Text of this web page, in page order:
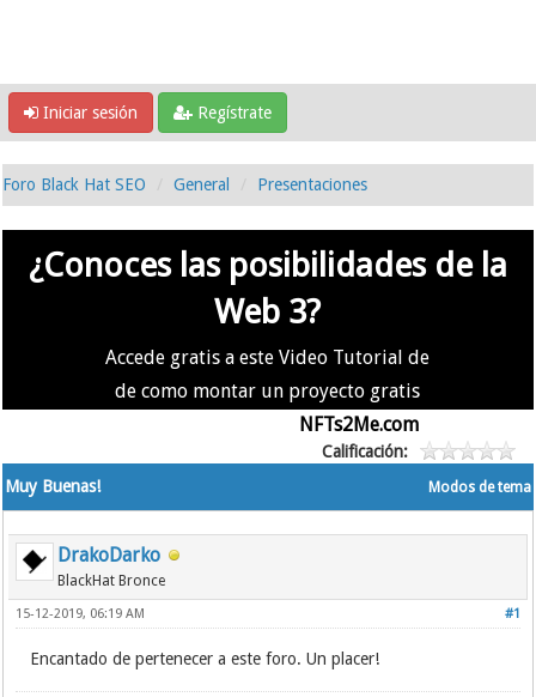
Iniciar sesión Regístrate
Foro Black Hat SEO General Presentaciones
¿Conoces las posibilidades de la
Web 3?
Accede gratis a este Video Tutorial de
de como montar un proyecto gratis
NFTs2Me.com
Calificación:
Modos de tema
Muy Buenas!
DrakoDarko
BlackHat Bronce
#1
15-12-2019, 06:19 AM
Encantado de pertenecer a este foro. Un placer!